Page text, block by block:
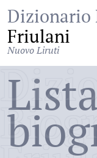
Dizionario
Friulani
Nuovo Liruti